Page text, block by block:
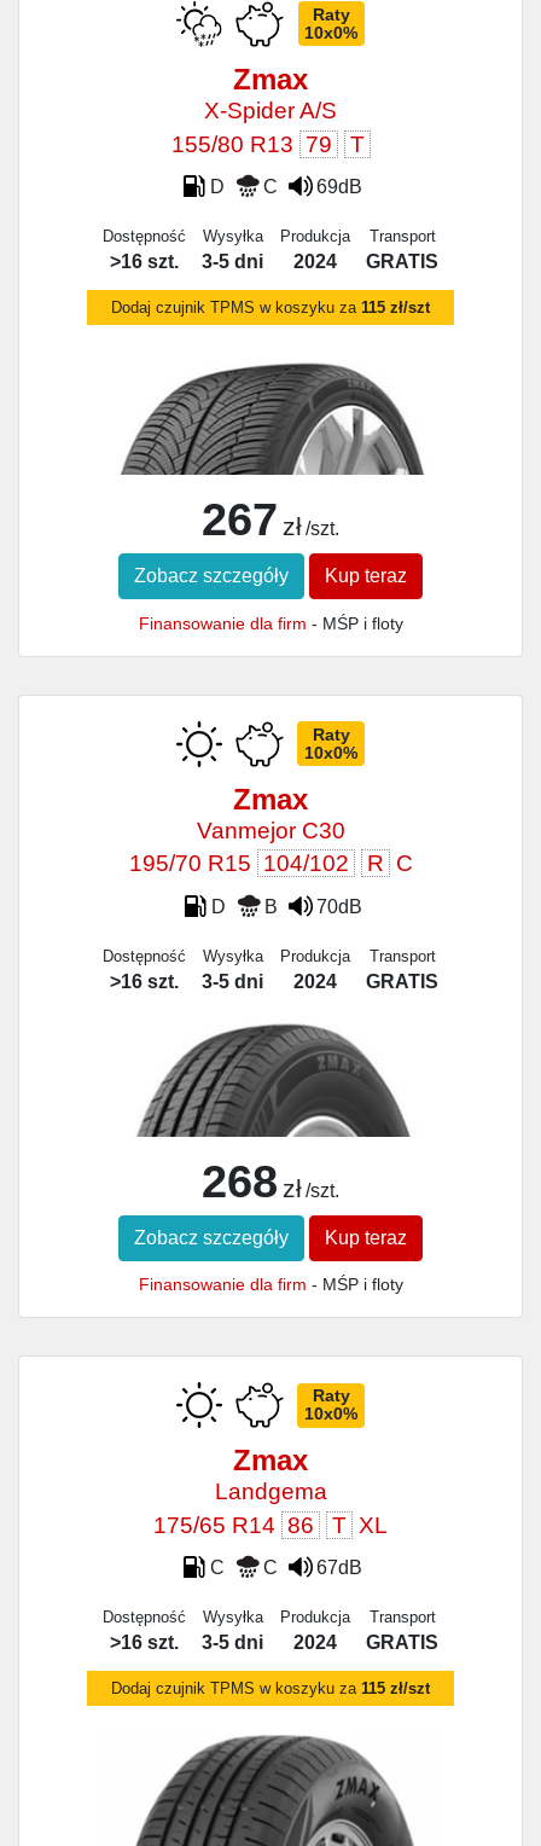
Raty
10x0%
Zmax
X-Spider A/S
155/80 R13 79 T
D C 69dB
Dostępność
>16 szt.
Wysyłka
3-5 dni
Produkcja
2024
Transport
GRATIS
Dodaj czujnik TPMS w koszyku za 115 zł/szt
267 zł /szt.
Zobacz szczegóły Kup teraz
Finansowanie dla firm - MŚP i floty
Raty
10x0%
Zmax
Vanmejor C30
195/70 R15 104/102 R C
D B 70dB
Dostępność
>16 szt.
Wysyłka
3-5 dni
Produkcja
2024
Transport
GRATIS
268 zł /szt.
Zobacz szczegóły Kup teraz
Finansowanie dla firm - MŚP i floty
Raty
10x0%
Zmax
Landgema
175/65 R14 86 T XL
C C 67dB
Dostępność
>16 szt.
Wysyłka
3-5 dni
Produkcja
2024
Transport
GRATIS
Dodaj czujnik TPMS w koszyku za 115 zł/szt